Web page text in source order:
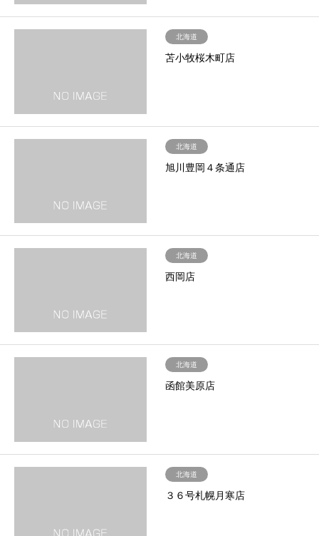
北海道
苫小牧桜木町店
北海道
旭川豊岡４条通店
北海道
西岡店
北海道
函館美原店
北海道
３６号札幌月寒店